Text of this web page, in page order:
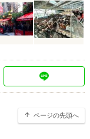
ページの先頭へ